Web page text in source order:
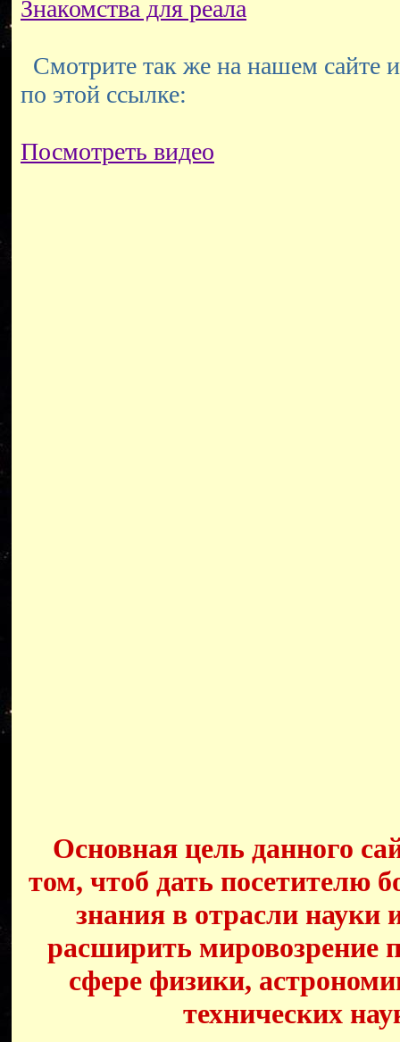
Знакомства для реала
Смотрите так же на нашем сайте
по этой ссылке:
Посмотреть видео
Основная цель данного
том, чтоб дать посетителю
знания в отрасли науки
расширить мировозрение
сфере физики,
технических